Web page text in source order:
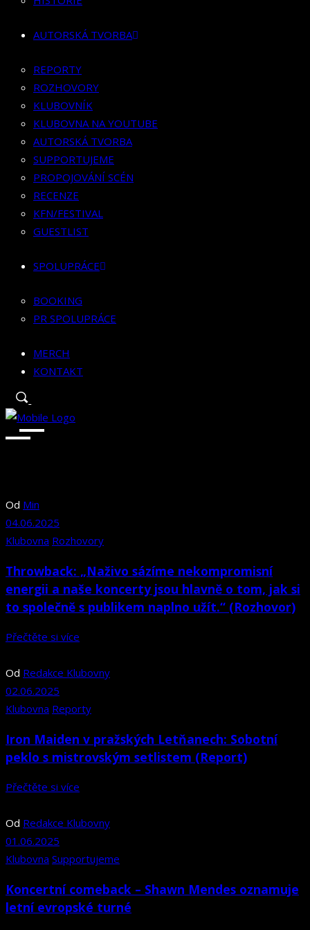
GUESTLIST
SPOLUPRÁCE
BOOKING
PR SPOLUPRÁCE
MERCH
KONTAKT
AUTORSKÁ TVORBA
REPORTY
ROZHOVORY
KLUBOVNÍK
KLUBOVNA NA YOUTUBE
AUTORSKÁ TVORBA
SUPPORTUJEME
PROPOJOVÁNÍ SCÉN
RECENZE
KFN/FESTIVAL
GUESTLIST
SPOLUPRÁCE
BOOKING
PR SPOLUPRÁCE
MERCH
KONTAKT
Od Min
04.06.2025
Klubovna Rozhovory
Throwback: „Naživo sázíme nekompromisní
energii a naše koncerty jsou hlavně o tom, jak si
to společně s publikem naplno užít.“ (Rozhovor)
Přečtěte si více
Od Redakce Klubovny
02.06.2025
Klubovna Reporty
Iron Maiden v pražských Letňanech: Sobotní
peklo s mistrovským setlistem (Report)
Přečtěte si více
Od Redakce Klubovny
01.06.2025
Klubovna Supportujeme
Koncertní comeback –⁠⁠⁠⁠⁠⁠ Shawn Mendes oznamuje
letní evropské turné